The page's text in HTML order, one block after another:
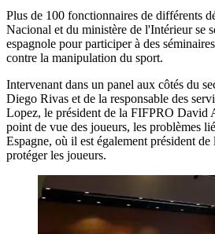
Plus de 100 fonctionnaires de différents
Nacional et du ministère de l'Intérieur se
espagnole pour participer à des
contre la manipulation du sport.
Intervenant dans un panel aux côtés du
Diego Rivas et de la responsable des
Lopez, le président de la FIFPRO David
point de vue des joueurs, les problèmes
Espagne, où il est également président
protéger les joueurs.